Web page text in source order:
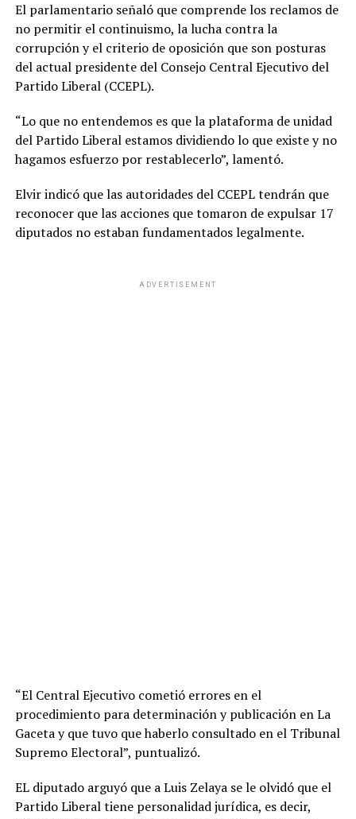
El parlamentario señaló que comprende los reclamos de
no permitir el continuismo, la lucha contra la
corrupción y el criterio de oposición que son posturas
del actual presidente del Consejo Central Ejecutivo del
Partido Liberal (CCEPL).
“Lo que no entendemos es que la plataforma de unidad
del Partido Liberal estamos dividiendo lo que existe y no
hagamos esfuerzo por restablecerlo”, lamentó.
Elvir indicó que las autoridades del CCEPL tendrán que
reconocer que las acciones que tomaron de expulsar 17
diputados no estaban fundamentados legalmente.
ADVERTISEMENT
“El Central Ejecutivo cometió errores en el
procedimiento para determinación y publicación en La
Gaceta y que tuvo que haberlo consultado en el Tribunal
Supremo Electoral”, puntualizó.
EL diputado arguyó que a Luis Zelaya se le olvidó que el
Partido Liberal tiene personalidad jurídica, es decir,